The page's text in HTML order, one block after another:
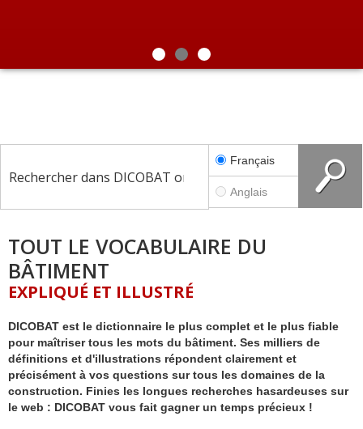
domaines de la construction !
NOUVELLE
FONCTIONNALITÉ !
Fixations, collages, joints
Vitrerie, miroiterie
Acoustique
Métiers
Français
Anglais
TOUT LE VOCABULAIRE DU
BÂTIMENT
EXPLIQUÉ ET ILLUSTRÉ
DICOBAT est le dictionnaire le plus complet et le plus fiable
pour maîtriser tous les mots du bâtiment. Ses milliers de
définitions et d'illustrations répondent clairement et
précisément à vos questions sur tous les domaines de la
construction. Finies les longues recherches hasardeuses sur
le web : DICOBAT vous fait gagner un temps précieux !